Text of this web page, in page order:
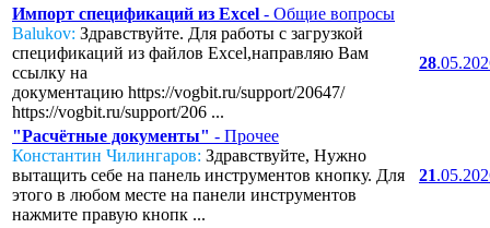
Импорт спецификаций из Excel - Общие вопросы
Balukov: Здравствуйте. Для работы с загрузкой
спецификаций из файлов Excel,направляю Вам
ссылку на
документацию https://vogbit.ru/support/20647/
https://vogbit.ru/support/206 ...
28
"Расчётные документы" - Прочее
Константин Чилингаров: Здравствуйте, Нужно
вытащить себе на панель инструментов кнопку. Для
этого в любом месте на панели инструментов
нажмите правую кнопк ...
21